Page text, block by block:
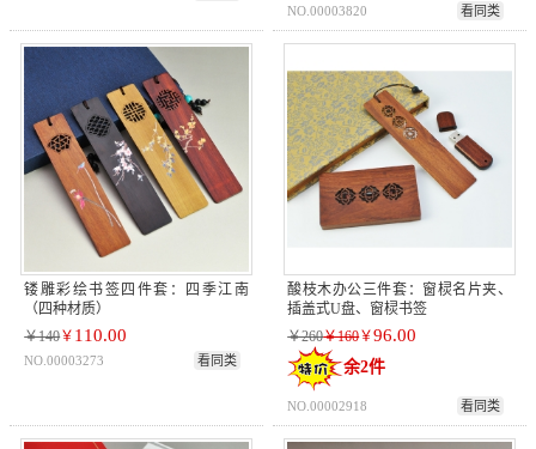
NO.00003820 看同类
镂雕彩绘书签四件套：四季江南
（四种材质）
￥140￥ 110.00
NO.00003273 看同类
酸枝木办公三件套：窗棂名片夹、
插盖式U盘、窗棂书签
￥260￥160￥96.00
余2件
NO.00002918 看同类